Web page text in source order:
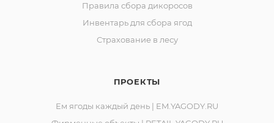
Горняков, район базы «Торос».
Правила сбора дикоросов
Инвентарь для сбора ягод
Страхование в лесу
ПРОЕКТЫ
Ем ягоды каждый день | EM.YAGODY.RU